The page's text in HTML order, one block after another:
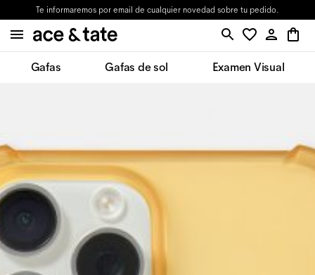
Te informaremos por email de cualquier novedad sobre tu pedido.
Gafas Gafas de sol Examen Visual